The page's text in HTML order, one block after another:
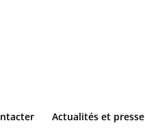
Actualités et presse